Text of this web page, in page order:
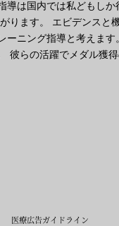
導は国内では私どもしか
ります。 エビデンスと
ニング指導と考えま
らの活躍でメダル獲得
医療広告ガイドライン